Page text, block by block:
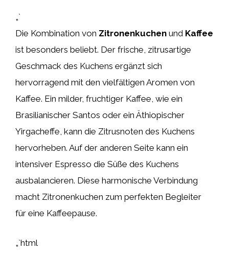
„`
Die Kombination von Zitronenkuchen und Kaffee
ist besonders beliebt. Der frische, zitrusartige
Geschmack des Kuchens ergänzt sich
hervorragend mit den vielfältigen Aromen von
Kaffee. Ein milder, fruchtiger Kaffee, wie ein
Brasilianischer Santos oder ein Äthiopischer
Yirgacheffe, kann die Zitrusnoten des Kuchens
hervorheben. Auf der anderen Seite kann ein
intensiver Espresso die Süße des Kuchens
ausbalancieren. Diese harmonische Verbindung
macht Zitronenkuchen zum perfekten Begleiter
für eine Kaffeepause.
„`html